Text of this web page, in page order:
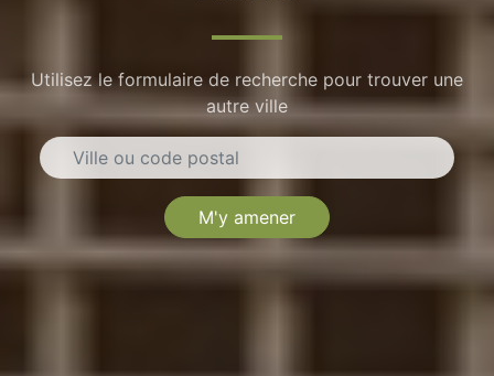
Utilisez le formulaire de recherche pour trouver une
autre ville
M'y amener